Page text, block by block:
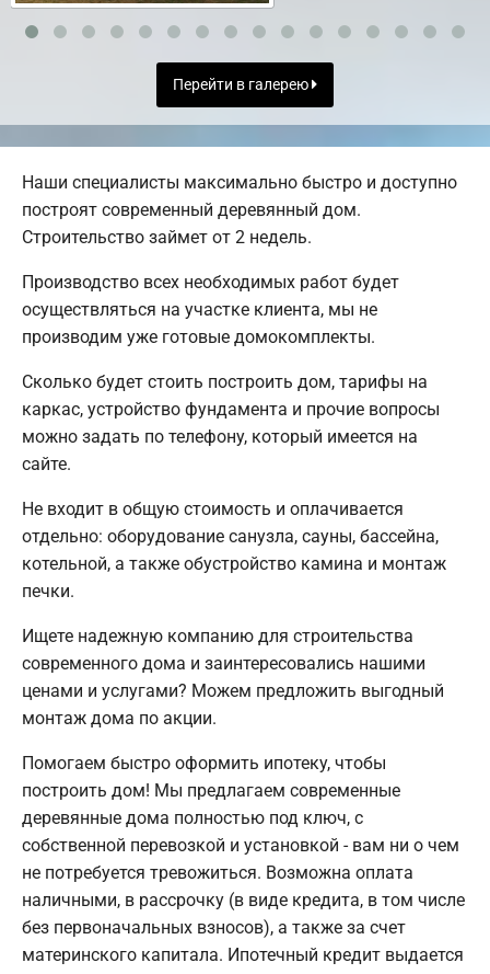
Перейти в галерею
Наши специалисты максимально быстро и доступно
построят современный деревянный дом.
Строительство займет от 2 недель.
Производство всех необходимых работ будет
осуществляться на участке клиента, мы не
производим уже готовые домокомплекты.
Сколько будет стоить построить дом, тарифы на
каркас, устройство фундамента и прочие вопросы
можно задать по телефону, который имеется на
сайте.
Не входит в общую стоимость и оплачивается
отдельно: оборудование санузла, сауны, бассейна,
котельной, а также обустройство камина и монтаж
печки.
Ищете надежную компанию для строительства
современного дома и заинтересовались нашими
ценами и услугами? Можем предложить выгодный
монтаж дома по акции.
Помогаем быстро оформить ипотеку, чтобы
построить дом! Мы предлагаем современные
деревянные дома полностью под ключ, с
собственной перевозкой и установкой - вам ни о чем
не потребуется тревожиться. Возможна оплата
наличными, в рассрочку (в виде кредита, в том числе
без первоначальных взносов), а также за счет
материнского капитала. Ипотечный кредит выдается